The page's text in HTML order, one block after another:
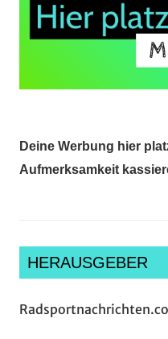
Deine Werbung hier
Aufmerksamkeit
HERAUSGEBER